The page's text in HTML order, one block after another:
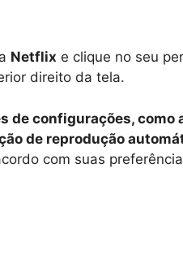
Netflix e clique no seu
direito da tela.
de configurações, como
de reprodução
com suas